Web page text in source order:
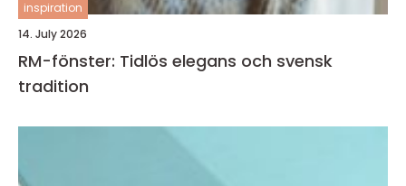
inspiration
14. July 2026
RM-fönster: Tidlös elegans och svensk
tradition